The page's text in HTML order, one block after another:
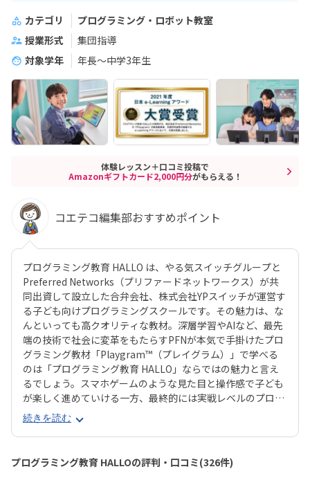
カテゴリ
プログラミング・ロボット教室
授業形式
集団指導
対象学年
年長～中学3年生
体験レッスン＋口コミ投稿で
Amazonギフトカード2,000円分がもらえる！
コエテコ編集部おすすめポイント
プログラミング教育 HALLO は、やる気スイッチグループと
Preferred Networks（プリファードネットワークス）が共
同出資して設立した合弁会社、株式会社YPスイッチが運営す
る子ども向けプログラミングスクールです。その魅力は、な
んといっても高クオリティな教材。深層学習やAIなど、最先
端の技術で社会に変革をもたらすPFNが本気で手掛けたプロ
グラミング教材「Playgram™（プレイグラム）」で学べる
のは「プログラミング教育 HALLO」ならではの魅力と言え
るでしょう。スマホゲームのような見た目と操作感で子ども
が楽しく進めていける一方、最終的には実戦レベルのプログ
ラミングスキルが身につく「Playgram」には、まるでマイ
ンクラフト（マイクラ）のように3D空間をデザインできるモ
ードも。子どもの創造性と技術力、そのどちらも高めていけ
るスクールをお探しのご家庭にぴったりのスクールです。ま
た、運営元のやる気スイッチグループといえば、子どもの性
続きを読む
プログラミング教育 HALLOの評判・口コミ(326件)